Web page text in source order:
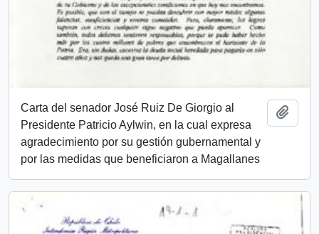
Carta del senador José Ruiz De Giorgio al
Presidente Patricio Aylwin, en la cual expresa
agradecimiento por su gestión gubernamental y
por las medidas que beneficiaron a Magallanes